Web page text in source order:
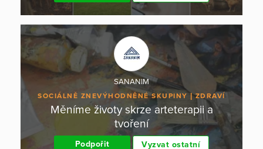
SANANIM
SOCIÁLNĚ ZNEVÝHODNĚNÉ SKUPINY ZDRAVÍ
Měníme životy skrze arteterapii a
tvoření
Podpořit Vyzvat ostatní